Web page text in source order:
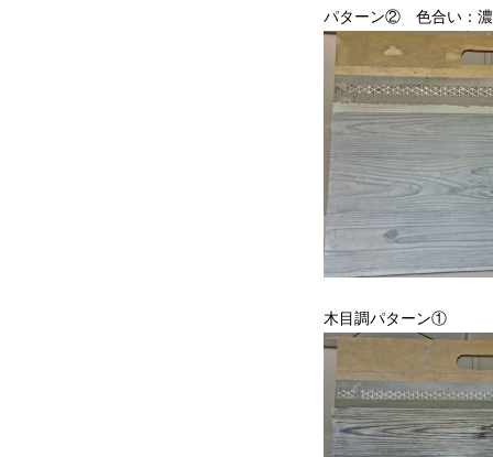
パターン② 色合い：
木目調パターン①